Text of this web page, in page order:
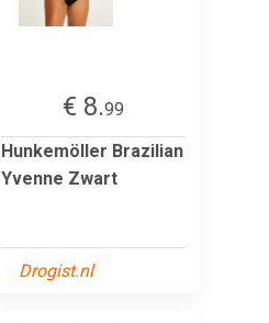
€ 8.99
Hunkemöller Brazilian
Yvenne Zwart
Drogist.nl